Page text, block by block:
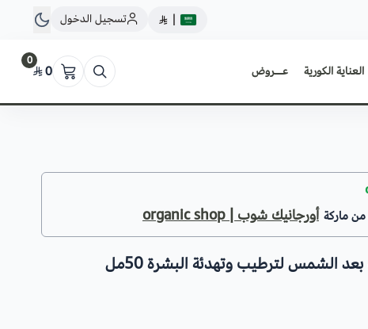
| تسجيل الدخول
العناية الكورية عــروض
0
0
ماركة أورجانيك شوب | organic shop
الشمس لترطيب وتهدئة البشرة 50مل